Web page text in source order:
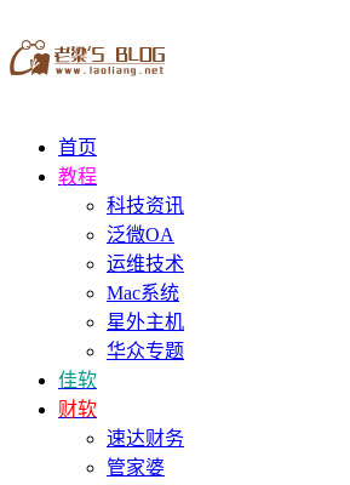
首页
教程
科技资讯
泛微OA
运维技术
Mac系统
星外主机
华众专题
佳软
财软
速达财务
管家婆